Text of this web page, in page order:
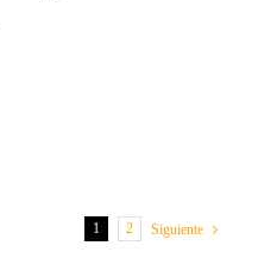
1 2 Siguiente